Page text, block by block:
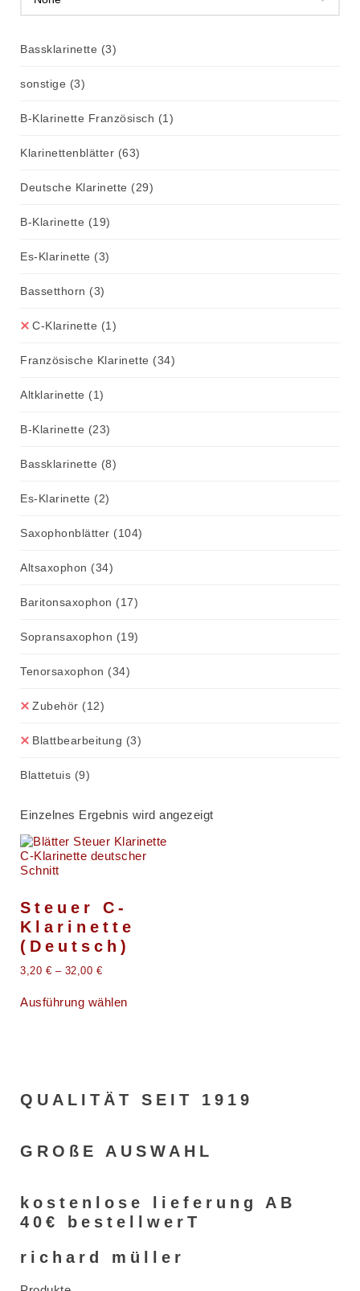
Bassklarinette (3)
sonstige (3)
B-Klarinette Französisch (1)
Klarinettenblätter (63)
Deutsche Klarinette (29)
B-Klarinette (19)
Es-Klarinette (3)
Bassetthorn (3)
C-Klarinette (1)
Französische Klarinette (34)
Altklarinette (1)
B-Klarinette (23)
Bassklarinette (8)
Es-Klarinette (2)
Saxophonblätter (104)
Altsaxophon (34)
Baritonsaxophon (17)
Sopransaxophon (19)
Tenorsaxophon (34)
Zubehör (12)
Blattbearbeitung (3)
Blattetuis (9)
Einzelnes Ergebnis wird angezeigt
Steuer C-
Klarinette
(Deutsch)
3,20 € – 32,00 €
Ausführung wählen
QUALITÄT SEIT 1919
GROßE AUSWAHL
kostenlose lieferung AB
40€ bestellwerT
richard müller